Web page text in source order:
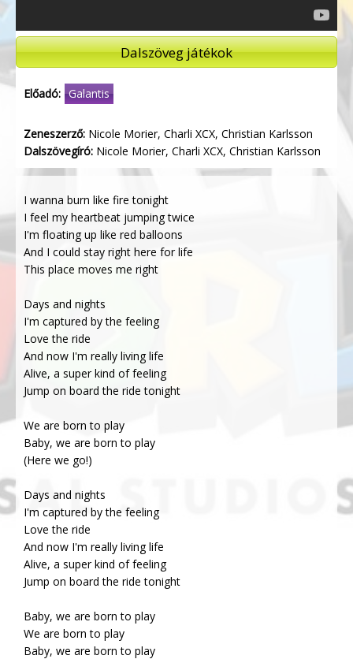
Dalszöveg játékok
Előadó: Galantis
Zeneszerző: Nicole Morier, Charli XCX, Christian Karlsson
Dalszövegíró: Nicole Morier, Charli XCX, Christian Karlsson
I wanna burn like fire tonight
I feel my heartbeat jumping twice
I'm floating up like red balloons
And I could stay right here for life
This place moves me right
Days and nights
I'm captured by the feeling
Love the ride
And now I'm really living life
Alive, a super kind of feeling
Jump on board the ride tonight
We are born to play
Baby, we are born to play
(Here we go!)
Days and nights
I'm captured by the feeling
Love the ride
And now I'm really living life
Alive, a super kind of feeling
Jump on board the ride tonight
Baby, we are born to play
We are born to play
Baby, we are born to play